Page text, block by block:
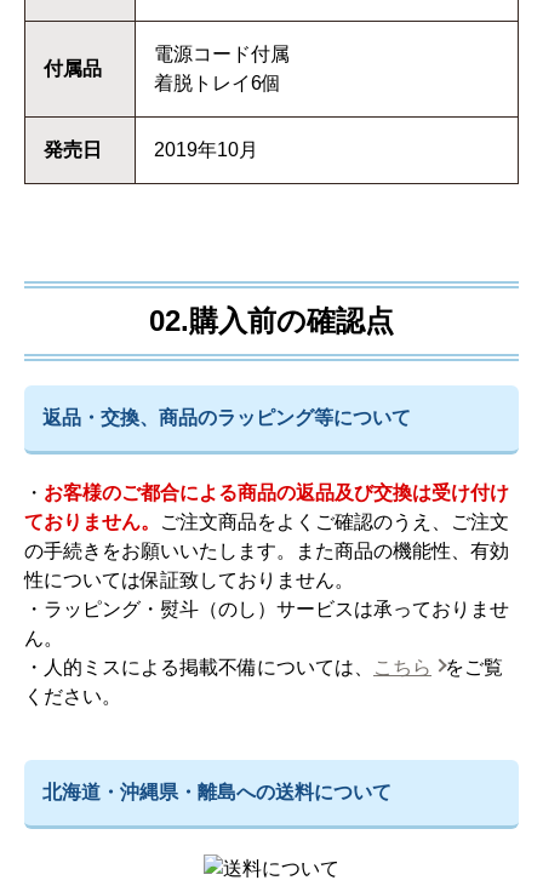
付属品
電源コード付属
着脱トレイ6個
発売日 2019年10月
02.購入前の確認点
返品・交換、商品のラッピング等について
・ お客様のご都合による商品の返品及び交換は受け付け
ておりません。
ご注文商品をよくご確認のうえ、ご注文
の手続きをお願いいたします。また商品の機能性、有効
性については保証致しておりません。
・ラッピング・熨斗（のし）サービスは承っておりませ
ん。
・人的ミスによる掲載不備については、
こちら
をご覧
ください。
北海道・沖縄県・離島への送料について